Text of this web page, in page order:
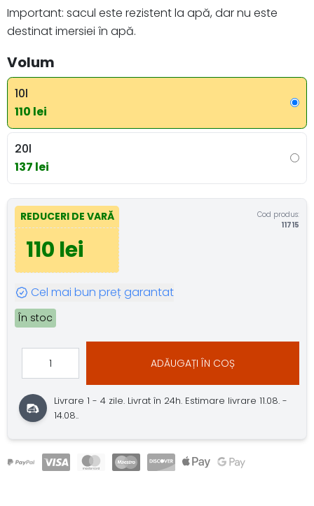
Important: sacul este rezistent la apă, dar nu este
destinat imersiei în apă.
Volum
10l
110 lei
20l
137 lei
REDUCERI DE VARĂ
110 lei
Cod produs:
11715
Cel mai bun preț garantat
În stoc
ADĂUGAȚI ÎN COȘ
Livrare 1 - 4 zile. Livrat în 24h. Estimare livrare 11.08. -
14.08..